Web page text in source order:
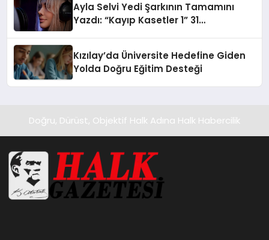
Ayla Selvi Yedi Şarkının Tamamını
Yazdı: “Kayıp Kasetler 1” 31
Kızılay’da Üniversite Hedefine Giden
Yolda Doğru Eğitim Desteği
Doğru, Dürüst, Objektif Halk Adına Halk Habercilik